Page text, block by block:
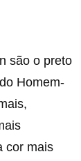
são o preto
Homem-
cor mais